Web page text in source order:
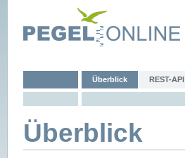
Überblick REST-API
Überblick